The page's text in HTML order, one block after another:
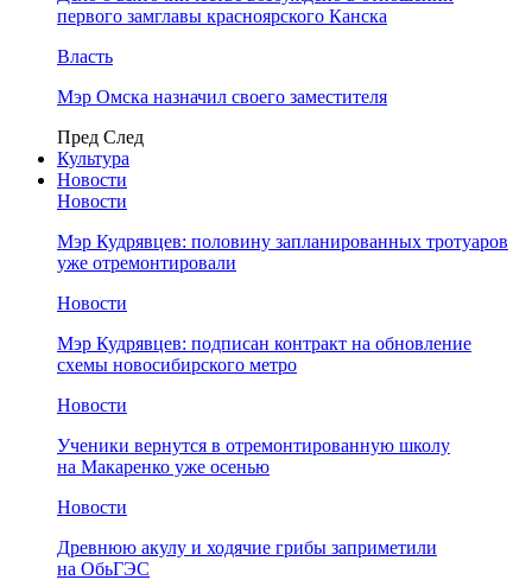
первого замглавы красноярского Канска
Власть
Мэр Омска назначил своего заместителя
Пред След
Культура
Новости
Новости
Мэр Кудрявцев: половину запланированных тротуаров
уже отремонтировали
Новости
Мэр Кудрявцев: подписан контракт на обновление
схемы новосибирского метро
Новости
Ученики вернутся в отремонтированную школу
на Макаренко уже осенью
Новости
Древнюю акулу и ходячие грибы заприметили
на ОбьГЭС